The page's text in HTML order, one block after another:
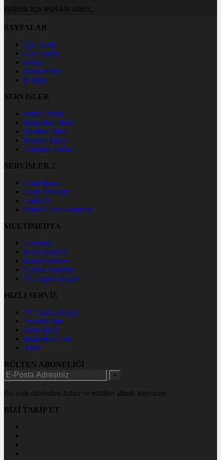
ettiğiniz için teşekkür ederiz.
SAYFALAR
Üye Girişi
Üye Kaydı
Künye
Hakkımızda
İletişim
SERVİSLER
Futbol İddaa
Basketbol İddaa
Hentbol İddaa
Bilardo İddaa
Voleybol İddaa
SERVİSLER 2
Canlı Borsa
Canlı Sonuçlar
Canlı TV
Futbol Canlı Sonuçlar
MULTİMEDYA
Gazeteler
Hava Durumu
Haber Gönder
Namaz Vakitleri
TV Yayın Akışları
HIZLI SERVİS
TV Yayın Akışları
Yazarlar Site
Tenis İddaa
Basketbol Canlı
AMP
BÜLTEN ABONELİĞİ
+
Bu web sitesinden haber ve ebülten almak istiyorum
BİZİ TAKİP ET